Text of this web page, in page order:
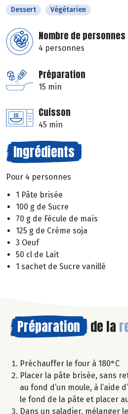
Dessert Végétarien
Nombre de personnes
4 personnes
Préparation
15 min
Cuisson
45 min
Ingrédients
Pour 4 personnes
1 Pâte brisée
100 g de Sucre
70 g de Fécule de maïs
125 g de Crème soja
3 Oeuf
50 cl de Lait
1 sachet de Sucre vanillé
Préparation de la
Préchauffer le four à 180°C
Placer la pâte brisée, sans
au fond d’un moule, à l’aide
le fond de la pâte et placer
Dans un saladier, mélanger